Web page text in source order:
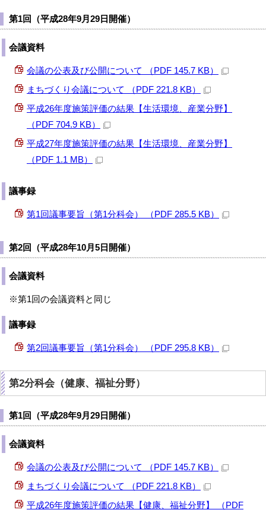
第1回（平成28年9月29日開催）
会議資料
会議の公表及び公開について （PDF 145.7 KB）
まちづくり会議について （PDF 221.8 KB）
平成26年度施策評価の結果【生活環境、産業分野】
（PDF 704.9 KB）
平成27年度施策評価の結果【生活環境、産業分野】
（PDF 1.1 MB）
議事録
第1回議事要旨（第1分科会） （PDF 285.5 KB）
第2回（平成28年10月5日開催）
会議資料
※第1回の会議資料と同じ
議事録
第2回議事要旨（第1分科会） （PDF 295.8 KB）
第2分科会（健康、福祉分野）
第1回（平成28年9月29日開催）
会議資料
会議の公表及び公開について （PDF 145.7 KB）
まちづくり会議について （PDF 221.8 KB）
平成26年度施策評価の結果【健康、福祉分野】 （PDF